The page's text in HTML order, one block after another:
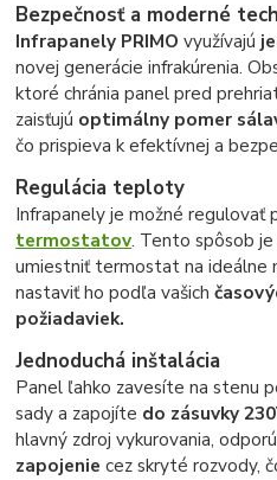
Bezpečnosť a moderné
Infrapanely PRIMO využívajú
novej generácie infrakúrenia.
ktoré chránia panel pred
zaisťujú optimálny pomer
čo prispieva k efektívnej a
Regulácia teploty
Infrapanely je možné regulovať
termostatov. Tento spôsob
umiestniť termostat na ideálne
nastaviť ho podľa vašich
požiadaviek.
Jednoduchá inštalácia
Panel ľahko zavesíte na stenu
sady a zapojíte do zásuvky
hlavný zdroj vykurovania,
zapojenie cez skryté rozvody,